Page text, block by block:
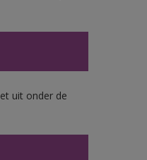
uit onder de